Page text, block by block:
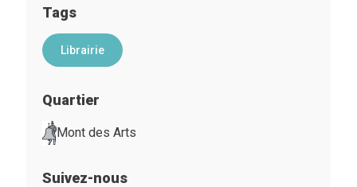
Tags
Librairie
Quartier
Mont des Arts
Suivez-nous